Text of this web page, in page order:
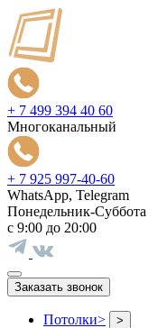
+ 7 499 394 40 60
Многоканальный
+ 7 925 997-40-60
WhatsApp, Telegram
Понедельник-Суббота
с 9:00 до 20:00
Заказать звонок
Потолки> >